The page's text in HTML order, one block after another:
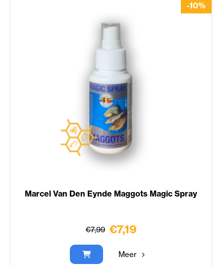
Marcel Van Den Eynde Maggots Magic Spray
€7,99
-10%
€7,19
Meer